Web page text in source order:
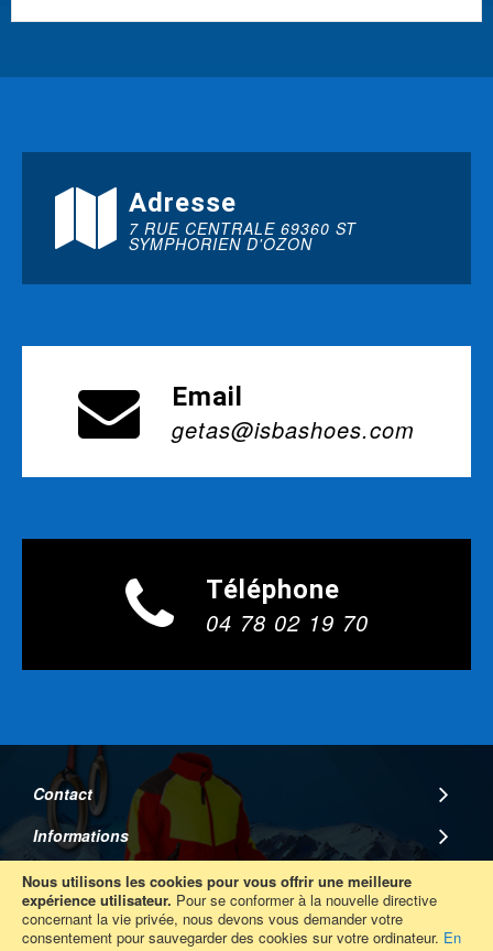
Nous utilisons les cookies pour vous offrir une meilleure
expérience utilisateur. Pour se conformer à la nouvelle directive
concernant la vie privée, nous devons vous demander votre
consentement pour sauvegarder des cookies sur votre ordinateur. En
Adresse
7 RUE CENTRALE 69360 ST
SYMPHORIEN D'OZON
Email
getas@isbashoes.com
Téléphone
04 78 02 19 70
Contact
Informations
A Propos
Suivez Nous